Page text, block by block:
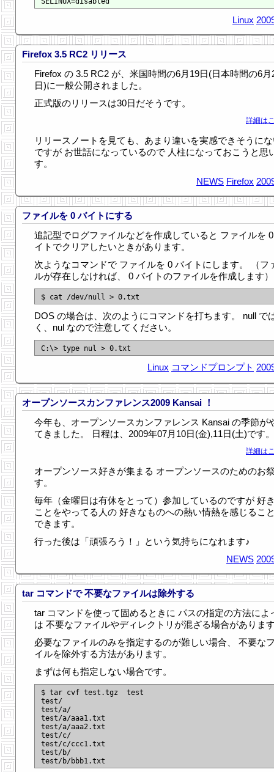
Linux
Firefox 3.5 RC2 リリース
Firefox の 3.5 RC2 が、米国時間の6月19日(日本時間の6月
日)に一般公開されました。
正式版のリリースは30日だそうです。
詳細は
リリースノートを見ても、あまり違いを実感できそうに
ですが お世話になっているので 人柱になっておこうと思
す。
NEWS Firefox
ファイルを 0 バイトにする
追記型でログファイルなどを作成していると ファイルを
イトでクリアしたいときがあります。
次ようなコマンドで ファイルを 0 バイトにします。 （フ
ルが存在しなければ、 0 バイトのファイルを作成します）
DOS の場合は、次のようにコマンドを打ちます。 null で
く、nul なので注意してください。
Linux コマンドプロンプト
オープンソースカンファレンス2009 Kansai ！
今年も、オープンソースカンファレンス Kansai の季節が
てきました。 日程は、2009年07月10日(金),11日(土)です。
詳細は
オープンソース好きが集まる オープンソースのためのお
す。
毎年（金曜日は有休をとって）参加しているのですが 好
ことをやってる人の 好きなものへの熱い情熱を感じるこ
できます。
行った後は「頑張ろう！」という気持ちになれます♪
NEWS
tar コマンドで 不要なファイルは除外する
tar コマンドを使って固めるときに パスの指定の方法によ
は 不要なファイルやディレクトリが混ざる場合がありま
必要なファイルのみを指定するのが難しい場合、 不要な
イルを除外する方法があります。
まずは何も指定しない場合です。
$ tar cvf test.tgz  test
test/
test/a/
test/a/aaa1.txt
test/a/aaa2.txt
test/c/
test/c/ccc1.txt
test/b/